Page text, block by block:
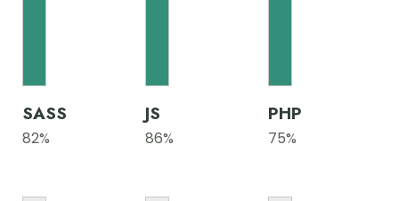
SASS
82%
JS
86%
PHP
75%